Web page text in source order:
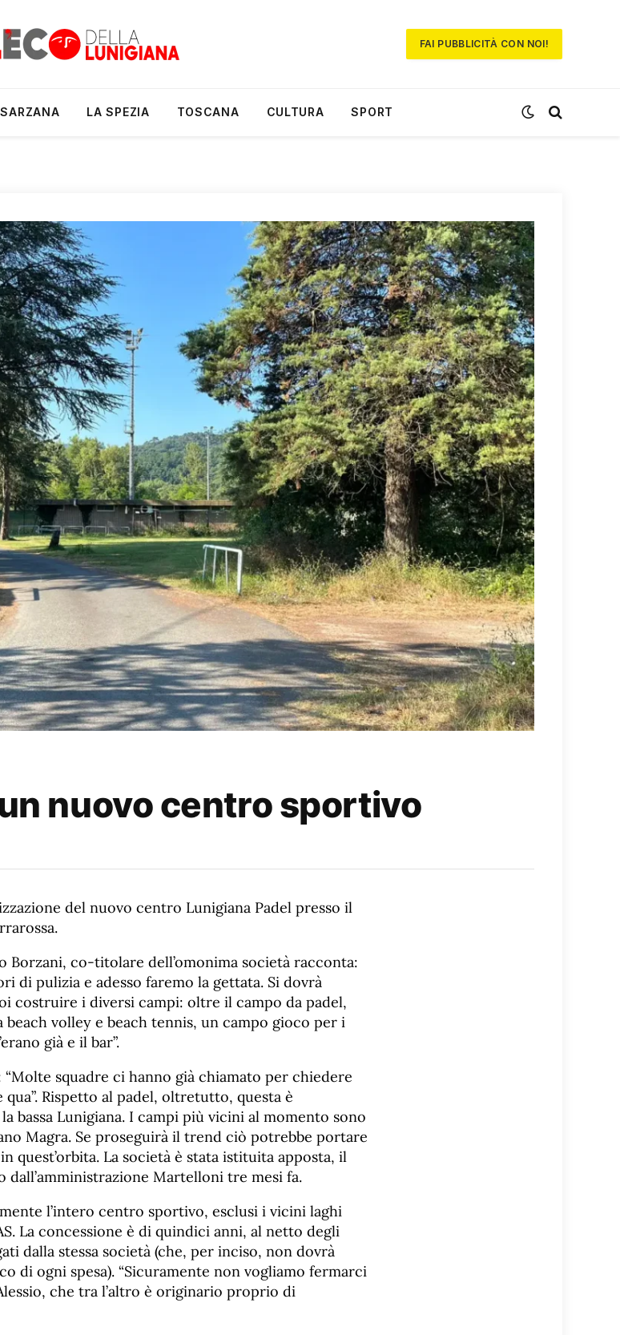
FAI PUBBLICITÀ CON NOI!
SARZANA LA SPEZIA TOSCANA CULTURA SPORT
nuovo centro sportivo
del nuovo centro Lunigiana Padel presso il
Borzani, co-titolare dell’omonima società racconta:
di pulizia e adesso faremo la gettata. Si dovrà
costruire i diversi campi: oltre il campo da padel,
volley e beach tennis, un campo gioco per i
già e il bar”.
“Molte squadre ci hanno già chiamato per chiedere
Rispetto al padel, oltretutto, questa è
bassa Lunigiana. I campi più vicini al momento sono
Magra. Se proseguirà il trend ciò potrebbe portare
La società è stata istituita apposta, il
Martelloni tre mesi fa.
l’intero centro sportivo, esclusi i vicini laghi
La concessione è di quindici anni, al netto degli
dalla stessa società (che, per inciso, non dovrà
di ogni spesa). “Sicuramente non vogliamo fermarci
che tra l’altro è originario proprio di